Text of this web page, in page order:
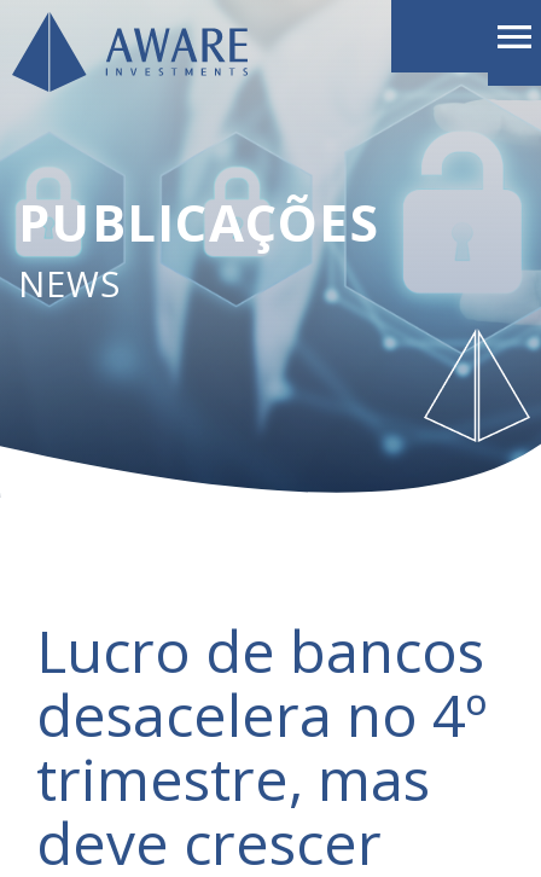
PUBLICAÇÕES
NEWS
Lucro de bancos
desacelera no 4º
trimestre, mas
deve crescer